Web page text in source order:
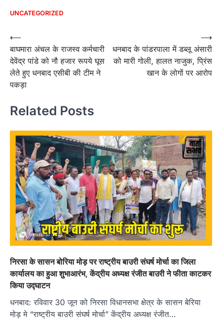
UNCATEGORIZED
Post
navigation
⟵
बाघमारा अंचल के राजस्व कर्मचारी
देवेंद्र पांडे को नौ हजार रूपये घूस
लेते हुए धनबाद एसीबी की टीम ने
पकड़ा
धनबाद के पांडरपाला में डब्लू अंसारी
को मारी गोली, हालत नाजुक, प्रिंस
खान के लोगों पर आरोप
⟶
Related Posts
निरसा के सासन बोरिया मोड़ पर राष्ट्रीय बाउरी संघर्ष मोर्चा का जिला
कार्यालय का हुआ शुभाआरंभ, केंद्रीय अध्‍यक्ष रंजीत बाउरी ने फीता काटकर
किया उद्घाटन
धनबाद: रविवार 30 जून को निरसा विधानसभा क्षेत्र के सासन बेरिया
मोड़ मे “राष्ट्रीय बाउरी संघर्ष मोर्चा” केंद्रीय अध्यक्ष रंजीत…